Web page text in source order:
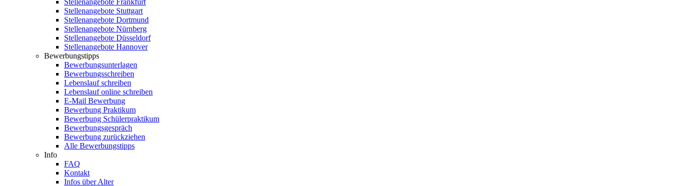
Stellenangebote Frankfurt
Stellenangebote Stuttgart
Stellenangebote Dortmund
Stellenangebote Nürnberg
Stellenangebote Düsseldorf
Stellenangebote Hannover
Bewerbungstipps
Bewerbungsunterlagen
Bewerbungsschreiben
Lebenslauf schreiben
Lebenslauf online schreiben
E-Mail Bewerbung
Bewerbung Praktikum
Bewerbung Schülerpraktikum
Bewerbungsgespräch
Bewerbung zurückziehen
Alle Bewerbungstipps
Info
FAQ
Kontakt
Infos über Alter